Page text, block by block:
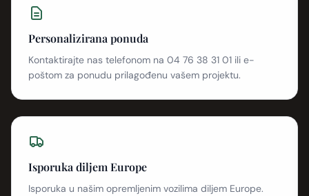
Personalizirana ponuda
Kontaktirajte nas telefonom na 04 76 38 31 01 ili e-
poštom za ponudu prilagođenu vašem projektu.
Isporuka diljem Europe
Isporuka u našim opremljenim vozilima diljem Europe.